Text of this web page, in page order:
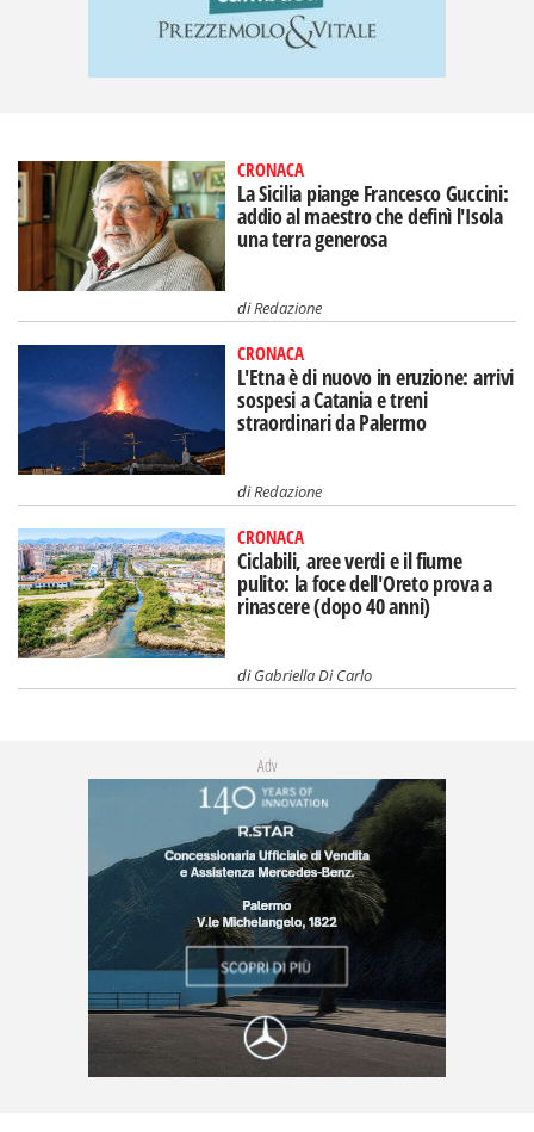
CRONACA
La Sicilia piange Francesco Guccini:
addio al maestro che definì l'Isola
una terra generosa
diRedazione
CRONACA
L'Etna è di nuovo in eruzione: arrivi
sospesi a Catania e treni
straordinari da Palermo
diRedazione
CRONACA
Ciclabili, aree verdi e il fiume
pulito: la foce dell'Oreto prova a
rinascere (dopo 40 anni)
diGabriella Di Carlo
Adv